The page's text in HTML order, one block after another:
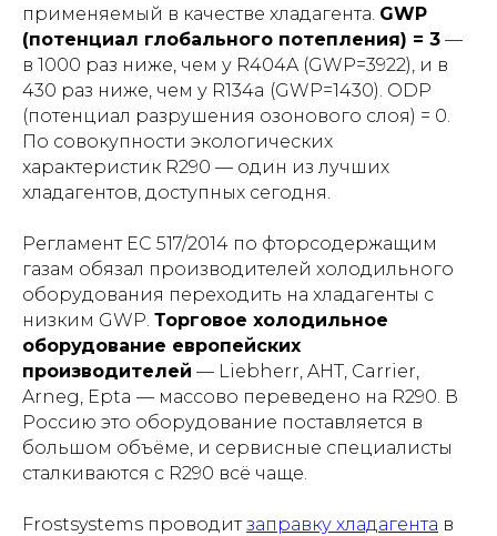
применяемый в качестве хладагента. GWP
(потенциал глобального потепления) = 3 —
в 1000 раз ниже, чем у R404A (GWP=3922), и в
430 раз ниже, чем у R134a (GWP=1430). ODP
(потенциал разрушения озонового слоя) = 0.
По совокупности экологических
характеристик R290 — один из лучших
хладагентов, доступных сегодня.
Регламент ЕС 517/2014 по фторсодержащим
газам обязал производителей холодильного
оборудования переходить на хладагенты с
низким GWP. Торговое холодильное
оборудование европейских
производителей — Liebherr, AHT, Carrier,
Arneg, Epta — массово переведено на R290. В
Россию это оборудование поставляется в
большом объёме, и сервисные специалисты
сталкиваются с R290 всё чаще.
Frostsystems проводитзаправку хладагента в